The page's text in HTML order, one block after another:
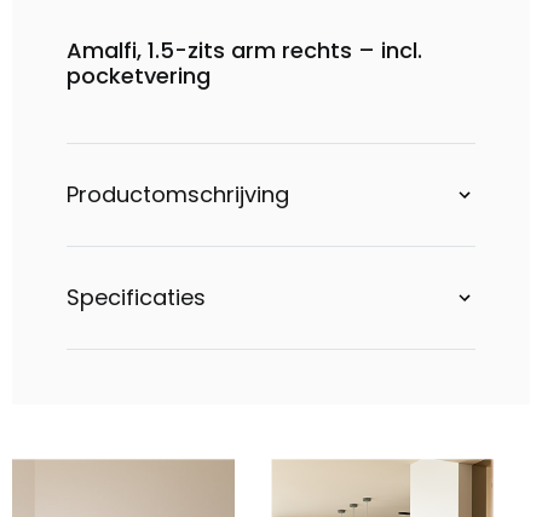
Amalfi, 1.5-zits arm rechts – incl.
pocketvering
Productomschrijving
Specificaties